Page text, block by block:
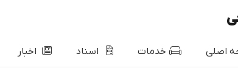
اصلی خدمات اسناد اخبار